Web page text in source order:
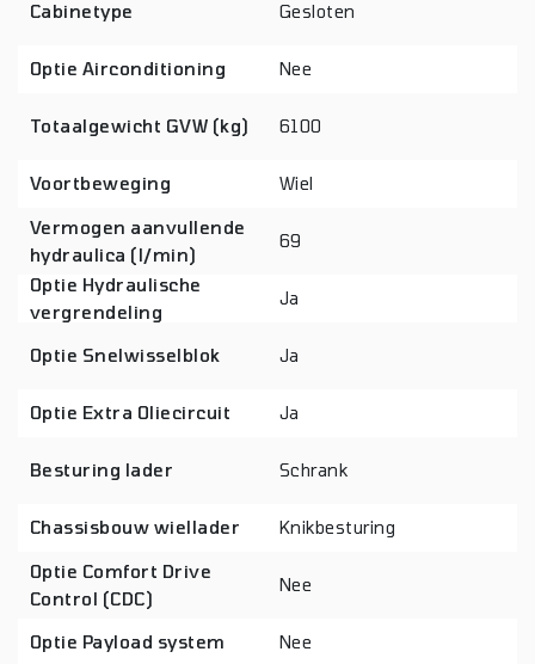
Cabinetype Gesloten
Optie Airconditioning Nee
Totaalgewicht GVW (kg) 6100
Voortbeweging Wiel
Vermogen aanvullende
hydraulica (l/min)
69
Optie Hydraulische
vergrendeling
Ja
Optie Snelwisselblok Ja
Optie Extra Oliecircuit Ja
Besturing lader Schrank
Chassisbouw wiellader Knikbesturing
Optie Comfort Drive
Control (CDC)
Nee
Optie Payload system Nee